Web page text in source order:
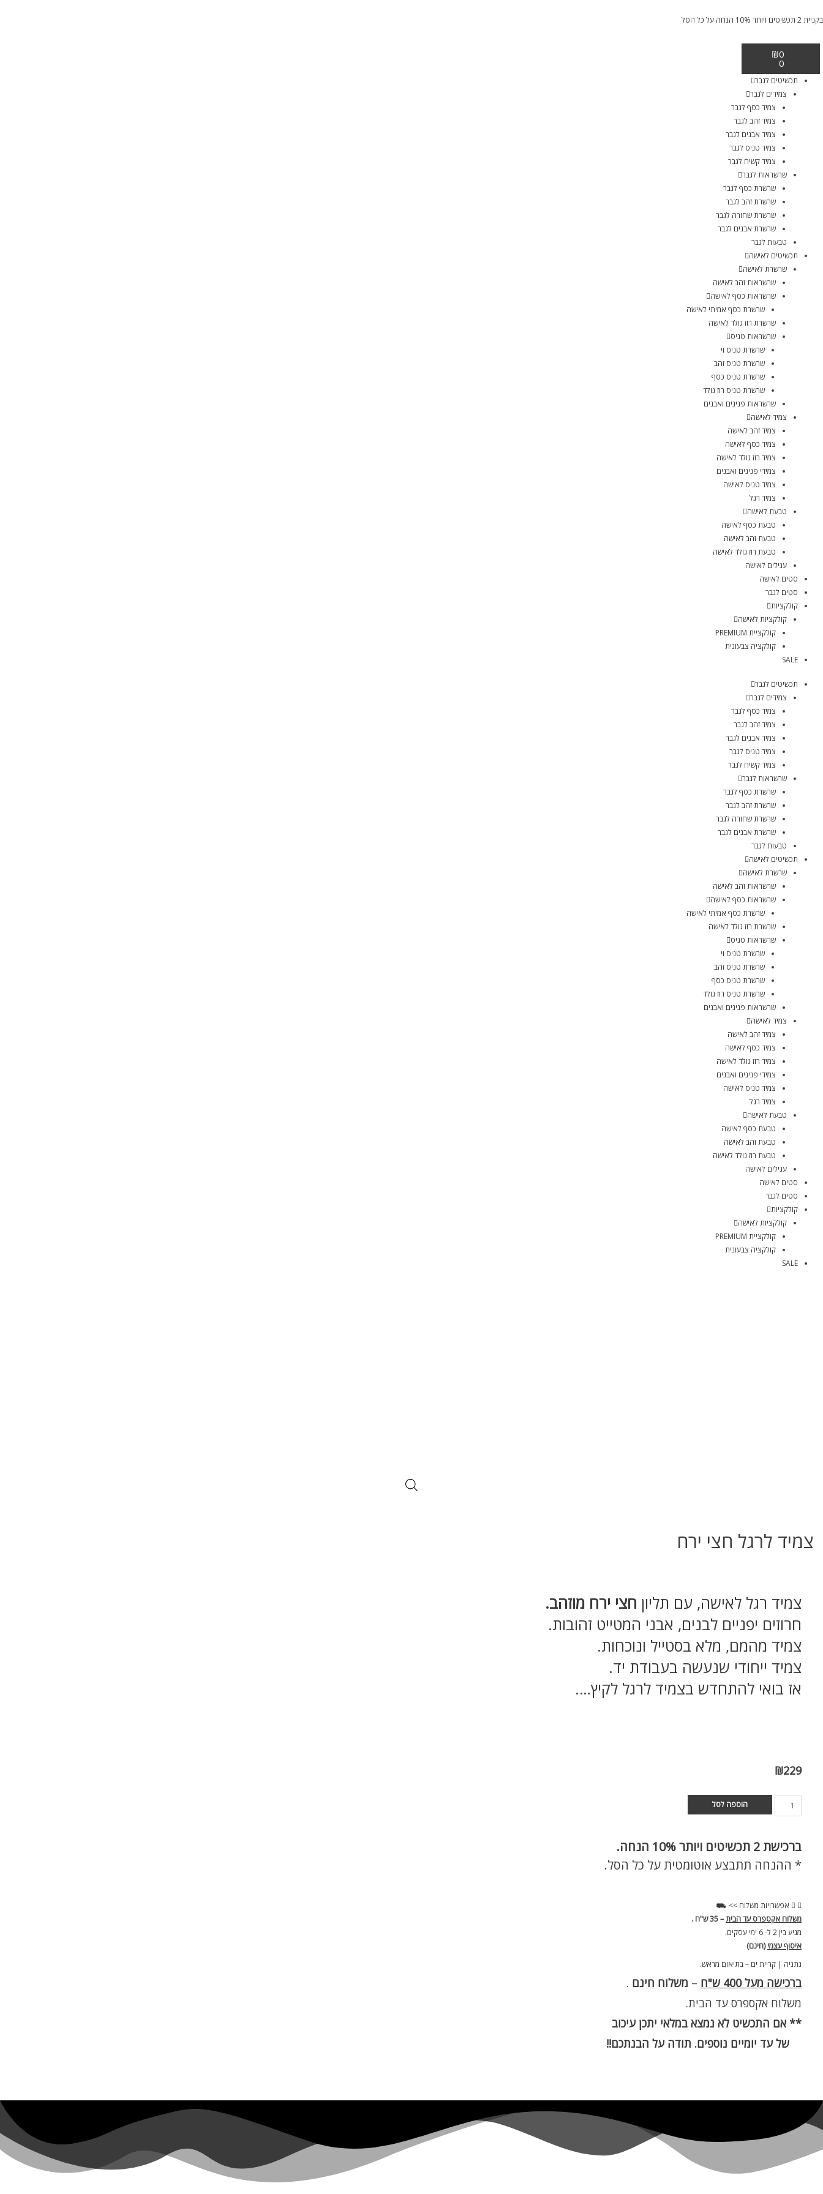
בקניית 2 תכשיטים ויותר 10% הנחה על כל הסל
₪0
0
תכשיטים לגבר
צמידים לגבר
צמיד כסף לגבר
צמיד זהב לגבר
צמיד אבנים לגבר
צמיד טניס לגבר
צמיד קשיח לגבר
שרשראות לגבר
שרשרת כסף לגבר
שרשרת זהב לגבר
שרשרת שחורה לגבר
שרשרת אבנים לגבר
טבעות לגבר
תכשיטים לאישה
שרשרת לאישה
שרשראות זהב לאישה
שרשראות כסף לאישה
שרשרת כסף אמיתי לאישה
שרשרת רוז גולד לאישה
שרשראות טניס
שרשרת טניס וי
שרשרת טניס זהב
שרשרת טניס כסף
שרשרת טניס רוז גולד
שרשראות פנינים ואבנים
צמיד לאישה
צמיד זהב לאישה
צמיד כסף לאישה
צמיד רוז גולד לאישה
צמידי פנינים ואבנים
צמיד טניס לאישה
צמיד רגל
טבעת לאישה
טבעת כסף לאישה
טבעת זהב לאישה
טבעת רוז גולד לאישה
עגילים לאישה
סטים לאישה
סטים לגבר
קולקציות
קולקציות לאישה
קולקציית PREMIUM
קולקציה צבעונית
SALE
תכשיטים לגבר
צמידים לגבר
צמיד כסף לגבר
צמיד זהב לגבר
צמיד אבנים לגבר
צמיד טניס לגבר
צמיד קשיח לגבר
שרשראות לגבר
שרשרת כסף לגבר
שרשרת זהב לגבר
שרשרת שחורה לגבר
שרשרת אבנים לגבר
טבעות לגבר
תכשיטים לאישה
שרשרת לאישה
שרשראות זהב לאישה
שרשראות כסף לאישה
שרשרת כסף אמיתי לאישה
שרשרת רוז גולד לאישה
שרשראות טניס
שרשרת טניס וי
שרשרת טניס זהב
שרשרת טניס כסף
שרשרת טניס רוז גולד
שרשראות פנינים ואבנים
צמיד לאישה
צמיד זהב לאישה
צמיד כסף לאישה
צמיד רוז גולד לאישה
צמידי פנינים ואבנים
צמיד טניס לאישה
צמיד רגל
טבעת לאישה
טבעת כסף לאישה
טבעת זהב לאישה
טבעת רוז גולד לאישה
עגילים לאישה
סטים לאישה
סטים לגבר
קולקציות
קולקציות לאישה
קולקציית PREMIUM
קולקציה צבעונית
SALE
צמיד לרגל חצי ירח
צמיד רגל לאישה, עם תליון חצי ירח מוזהב.
חרוזים יפניים לבנים, אבני המטייט זהובות.
צמיד מהמם, מלא בסטייל ונוכחות.
צמיד ייחודי שנעשה בעבודת יד.
אז בואי להתחדש בצמיד לרגל לקיץ….
₪229
הוספה לסל
ברכישת
* ההנחה תתבצע אוטומטית על כל הסל.
אפשרויות משלוח >> ⛟
משלוח אקספרס עד הבית– 35 ש"ח .
מגיע בין 2 ל- 6 ימי עסקים.
איסוף עצמי(חינם)
נתניה | קריית ים – בתיאום מראש.
ברכישה מעל 400 ש"ח – משלוח חינם .
משלוח אקספרס עד הבית.
** אם התכשיט לא נמצא במלאי יתכן עיכוב
של עד יומיים נוספים. תודה על הבנתכם!!